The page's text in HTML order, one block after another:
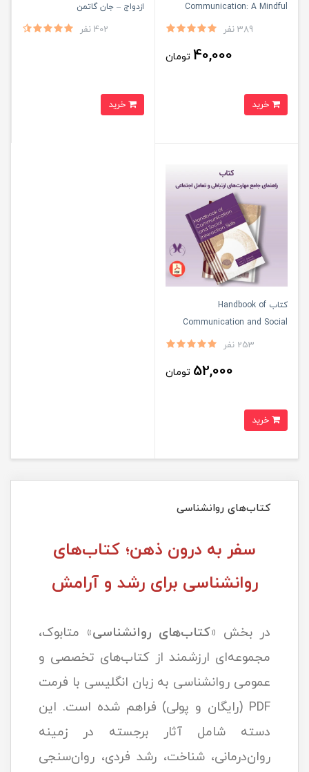
Communication: A Mindful
Approach to Relationships
389 نفر
40,000 تومان
ازدواج – جان گاتمن
402 نفر
کتاب Handbook of
Communication and Social
Interaction Skills
253 نفر
52,000 تومان
کتاب‌های روانشناسی
سفر به درون ذهن؛ کتاب‌های
روانشناسی برای رشد و آرامش
در بخش «کتاب‌های روانشناسی» متابوک،
مجموعه‌ای ارزشمند از کتاب‌های تخصصی و
عمومی روانشناسی به زبان انگلیسی با فرمت
PDF (رایگان و پولی) فراهم شده است. این
دسته شامل آثار برجسته در زمینه
روان‌درمانی، شناخت، رشد فردی، روان‌سنجی